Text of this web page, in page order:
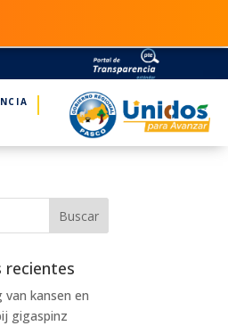
recientes
van kansen en
gigaspinz